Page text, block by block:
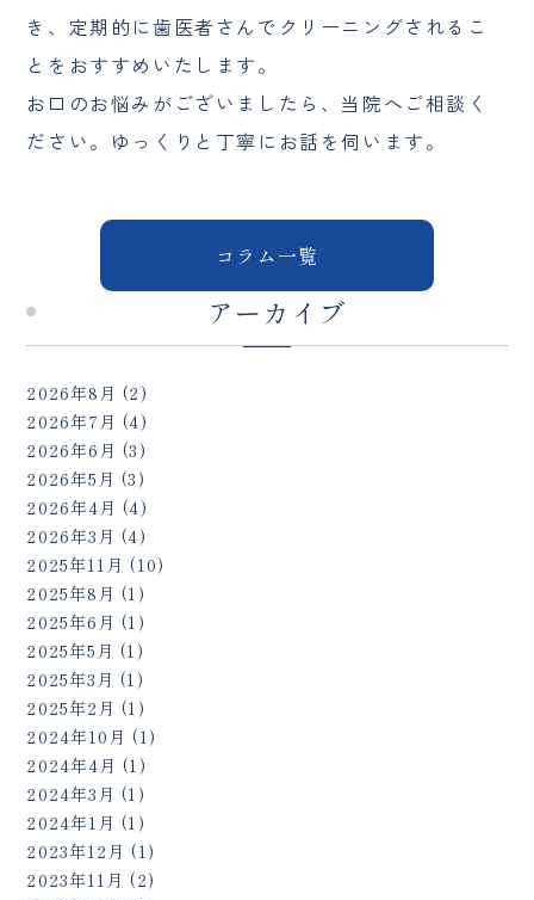
き、定期的に歯医者さんでクリーニングされるこ
とをおすすめいたします。
お口のお悩みがございましたら、当院へご相談く
ださい。ゆっくりと丁寧にお話を伺います。
コラム一覧
アーカイブ
2026年8月 (2)
2026年7月 (4)
2026年6月 (3)
2026年5月 (3)
2026年4月 (4)
2026年3月 (4)
2025年11月 (10)
2025年8月 (1)
2025年6月 (1)
2025年5月 (1)
2025年3月 (1)
2025年2月 (1)
2024年10月 (1)
2024年4月 (1)
2024年3月 (1)
2024年1月 (1)
2023年12月 (1)
2023年11月 (2)